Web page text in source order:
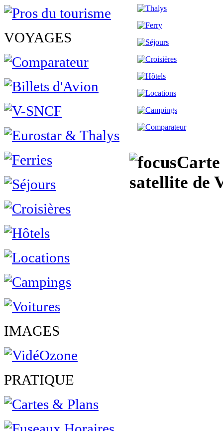
VOYAGES
IMAGES
PRATIQUE
satellite de